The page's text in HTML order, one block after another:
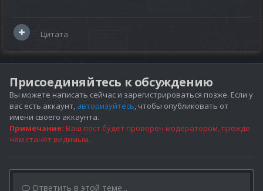
Цитата
Присоединяйтесь к обсуждению
Вы можете написать сейчас и зарегистрироваться позже. Если у
вас есть аккаунт, авторизуйтесь, чтобы опубликовать от
имени своего аккаунта.
Примечание: Ваш пост будет проверен модератором, прежде
чем станет видимым.
Ответить в этой теме...